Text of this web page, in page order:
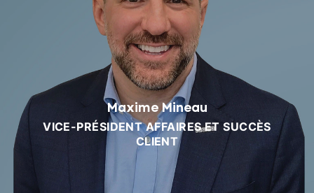
Maxime Mineau
VICE-PRÉSIDENT AFFAIRES ET SUCCÈS
CLIENT